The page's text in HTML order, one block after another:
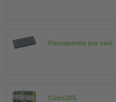
Passaparete per cavi
Cube20S